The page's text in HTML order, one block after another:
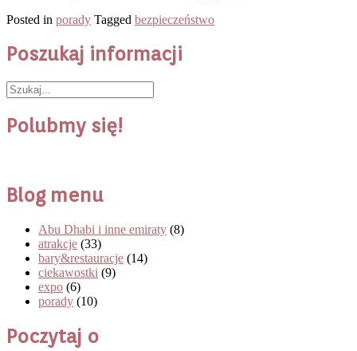
Posted in porady Tagged bezpieczeństwo
Poszukaj informacji
Polubmy się!
Blog menu
Abu Dhabi i inne emiraty (8)
atrakcje (33)
bary&restauracje (14)
ciekawostki (9)
expo (6)
porady (10)
Poczytaj o